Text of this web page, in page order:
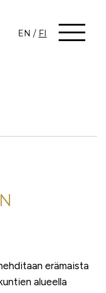
EN / FI
erämaista
alueella